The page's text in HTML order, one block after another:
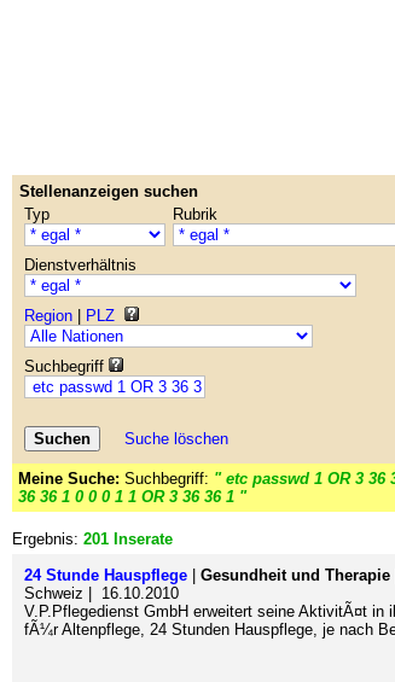
Stellenanzeigen suchen
Typ
Rubrik
Dienstverhältnis
Region PLZ
Suchbegriff
Suche löschen
Meine Suche: Suchbegriff: " etc passwd 1 OR 3 36
36 36 1 0 0 0 1 1 OR 3 36 36 1 "
Ergebnis: 201 Inserate
24 Stunde Hauspflege
Gesundheit und Therapie
Schweiz | 16.10.2010
V.P.Pflegedienst GmbH erweitert seine AktivitÃ¤t in
fÃ¼r Altenpflege, 24 Stunden Hauspflege, je nach